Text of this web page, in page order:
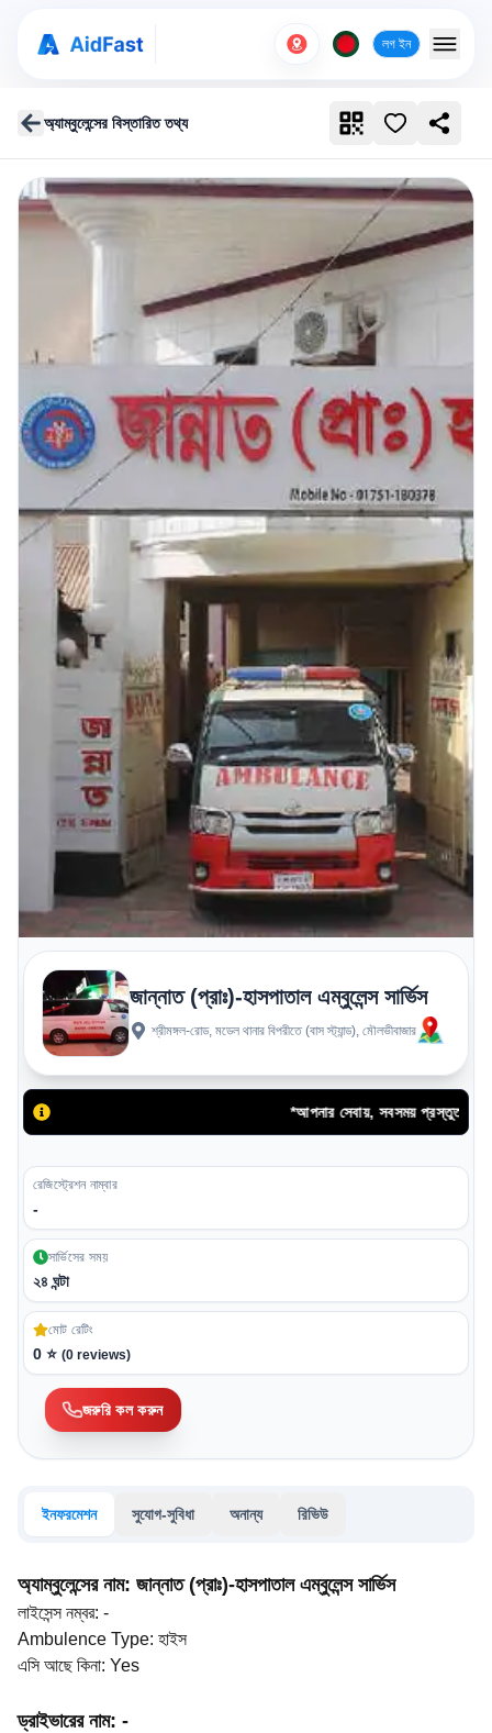
লগ ইন
অ্যাম্বুলেন্সের বিস্তারিত তথ্য
জান্নাত (প্রাঃ)-হাসপাতাল এম্বুলেন্স সার্ভিস
শ্রীমঙ্গল-রোড, মডেল থানার বিপরীতে (বাস স্ট্যান্ড), মৌলভীবাজার
*আপনার সেবায়, সবসময় প্রস্তুত
রেজিস্ট্রেশন নাম্বার
-
সার্ভিসের সময়
২৪ ঘন্টা
মোট রেটিং
0 ⭐ (0 reviews)
জরুরি কল করুন
ইনফরমেশন সুযোগ-সুবিধা অনান্য রিভিউ
অ্যাম্বুলেন্সের নাম: জান্নাত (প্রাঃ)-হাসপাতাল এম্বুলেন্স সার্ভিস
লাইসেন্স নম্বর: -
Ambulence Type: হাইস
এসি আছে কিনা: Yes
ড্রাইভারের নাম: -